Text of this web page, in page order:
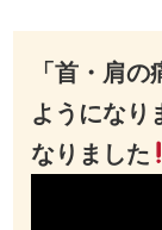
「首・肩
ようになり
なりました